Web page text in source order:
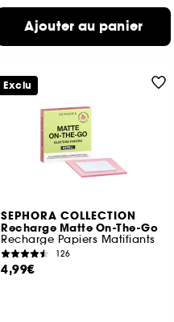
Ajouter au panier
SEPHORA COLLECTION
Recharge Matte On-The-Go
Recharge Papiers Matifiants
126
4,99€
Exclu